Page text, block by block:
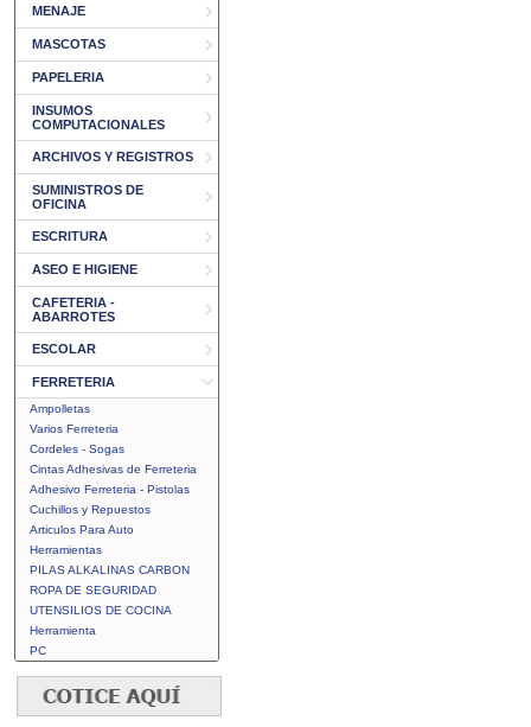
MENAJE
MASCOTAS
PAPELERIA
INSUMOS
COMPUTACIONALES
ARCHIVOS Y REGISTROS
SUMINISTROS DE
OFICINA
ESCRITURA
ASEO E HIGIENE
CAFETERIA -
ABARROTES
ESCOLAR
FERRETERIA
Ampolletas
Varios Ferreteria
Cordeles - Sogas
Cintas Adhesivas de Ferreteria
Adhesivo Ferreteria - Pistolas
Cuchillos y Repuestos
Articulos Para Auto
Herramientas
PILAS ALKALINAS CARBON
ROPA DE SEGURIDAD
UTENSILIOS DE COCINA
Herramienta
PC